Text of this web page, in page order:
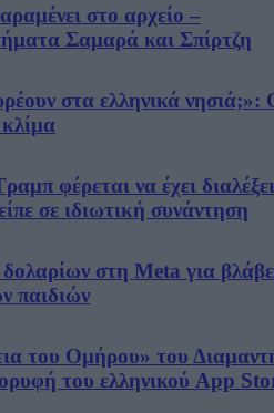
στο αρχείο –
Σαμαρά και Σπίρτζη
στα ελληνικά νησιά;»:
φέρεται να έχει διαλέξει
σε ιδιωτική συνάντηση
στη Meta για
παιδιών
του Ομήρου» του
του ελληνικού App